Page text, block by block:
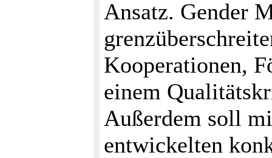
Ansatz. Gender
Kooperationen,
einem
Außerdem soll
entwickelten